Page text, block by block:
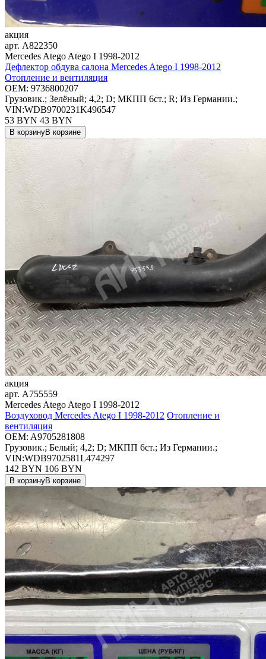
акция
арт. A822350
Mercedes Atego Atego I 1998-2012
Дефлектор обдува салона Mercedes Atego I 1998-2012
Отопление и вентиляция
OEM: 9736800207
Грузовик.; Зелёный; 4,2; D; МКПП 6ст.; R; Из Германии.;
VIN:WDB9700231K496547
53 BYN 43 BYN
В корзинуВ корзине
акция
арт. A755559
Mercedes Atego Atego I 1998-2012
Воздуховод Mercedes Atego I 1998-2012 Отопление и
вентиляция
OEM: A9705281808
Грузовик.; Белый; 4,2; D; МКПП 6ст.; Из Германии.;
VIN:WDB9702581L474297
142 BYN 106 BYN
В корзинуВ корзине